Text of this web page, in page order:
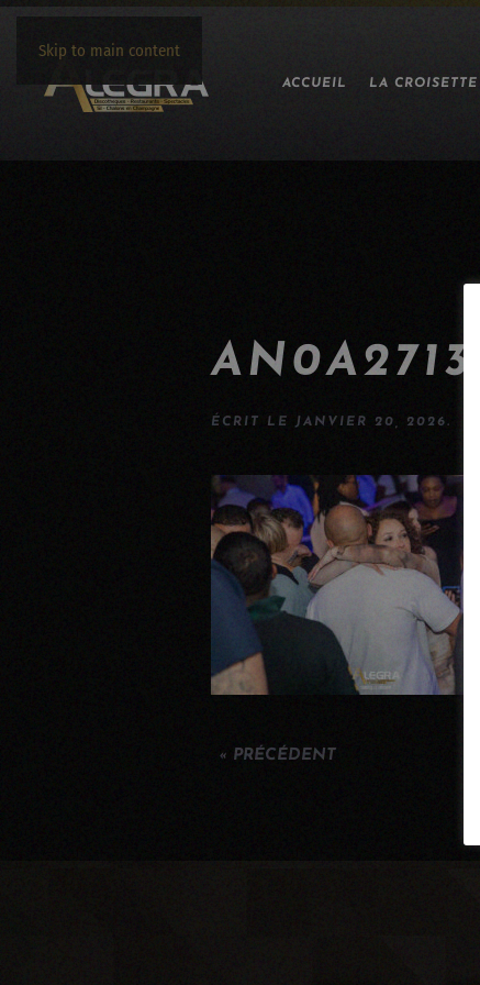
Skip to main content
ACCUEIL LA CROISETTE
AN0A2713
ÉCRIT LE JANVIER 20, 2026.
« PRÉCÉDENT